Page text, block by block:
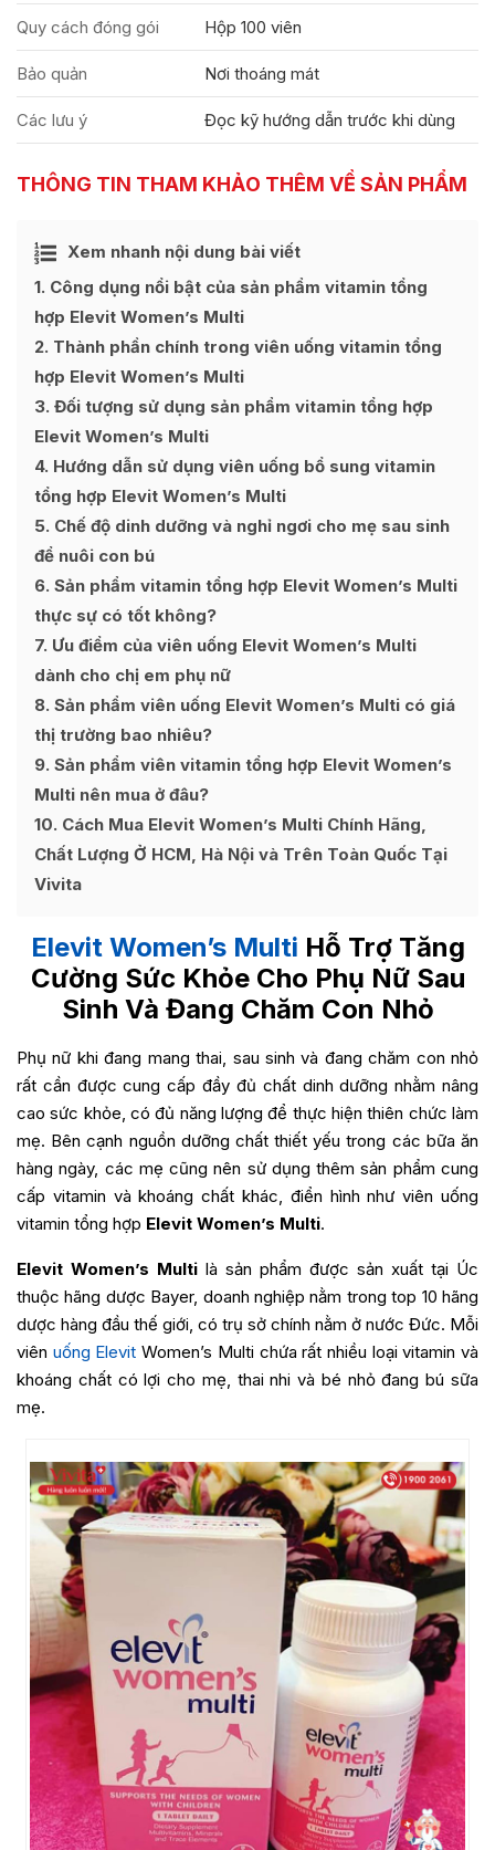
Quy cách đóng gói Hộp 100 viên
Bảo quản Nơi thoáng mát
Các lưu ý Đọc kỹ hướng dẫn trước khi dùng
THÔNG TIN THAM KHẢO THÊM VỀ SẢN PHẨM
Xem nhanh nội dung bài viết
Ẩn
1 Công dụng nổi bật của sản phẩm vitamin tổng
hợp Elevit Women’s Multi
2 Thành phần chính trong viên uống vitamin tổng
hợp Elevit Women’s Multi
3 Đối tượng sử dụng sản phẩm vitamin tổng hợp
Elevit Women’s Multi
4 Hướng dẫn sử dụng viên uống bổ sung vitamin
tổng hợp Elevit Women’s Multi
5 Chế độ dinh dưỡng và nghỉ ngơi cho mẹ sau sinh
để nuôi con bú
6 Sản phẩm vitamin tổng hợp Elevit Women’s Multi
thực sự có tốt không?
7 Ưu điểm của viên uống Elevit Women’s Multi
dành cho chị em phụ nữ
8 Sản phẩm viên uống Elevit Women’s Multi có giá
thị trường bao nhiêu?
9 Sản phẩm viên vitamin tổng hợp Elevit Women’s
Multi nên mua ở đâu?
10 Cách Mua Elevit Women’s Multi Chính Hãng,
Chất Lượng Ở HCM, Hà Nội và Trên Toàn Quốc Tại
Vivita
Elevit Women’s Multi Hỗ Trợ Tăng
Cường Sức Khỏe Cho Phụ Nữ Sau
Sinh Và Đang Chăm Con Nhỏ
Phụ nữ khi đang mang thai, sau sinh và đang chăm con nhỏ
rất cần được cung cấp đầy đủ chất dinh dưỡng nhằm nâng
cao sức khỏe, có đủ năng lượng để thực hiện thiên chức làm
mẹ. Bên cạnh nguồn dưỡng chất thiết yếu trong các bữa ăn
hàng ngày, các mẹ cũng nên sử dụng thêm sản phẩm cung
cấp vitamin và khoáng chất khác, điển hình như viên uống
vitamin tổng hợp Elevit Women’s Multi.
Elevit Women’s Multi là sản phẩm được sản xuất tại Úc
thuộc hãng dược Bayer, doanh nghiệp nằm trong top 10 hãng
dược hàng đầu thế giới, có trụ sở chính nằm ở nước Đức. Mỗi
viên uống Elevit Women’s Multi chứa rất nhiều loại vitamin và
khoáng chất có lợi cho mẹ, thai nhi và bé nhỏ đang bú sữa
mẹ.